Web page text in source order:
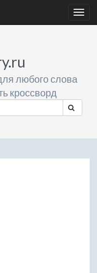
любого слова
кроссворд